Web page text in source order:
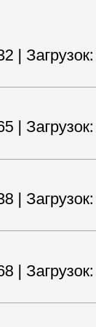
| Загрузок:
Загрузок:
Загрузок:
| Загрузок: